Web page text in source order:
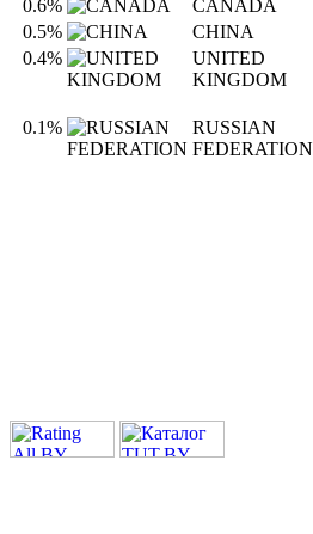
0.6%
CANADA
0.5%
CHINA
0.4%
UNITED
KINGDOM
0.1%
RUSSIAN
FEDERATION